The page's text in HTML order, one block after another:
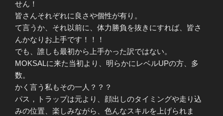
せん！
皆さんそれぞれに良さや個性が有り。
て言うか、それ以前に、体力勝負を抜きにすれば、皆さ
んかなりお上手です！！！
でも、誰しも最初から上手かった訳ではない。
MOKSALに来た当初より、明らかにレベルUPの方、多
数。
かく言う私もその一人？？？
パス，トラップは元より、顔出しのタイミングや走り込
みの位置、楽しみながら、色んなスキルを上げられま